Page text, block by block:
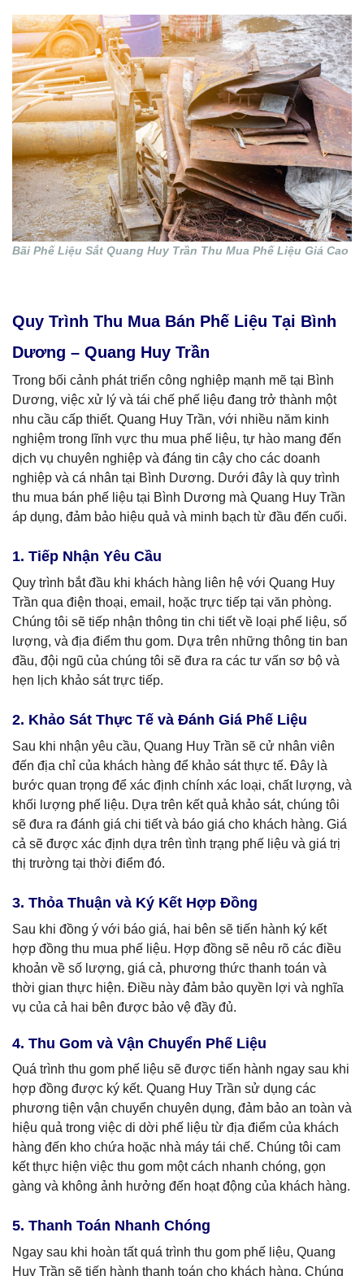
Bãi Phế Liệu Sắt Quang Huy Trần Thu Mua Phế Liệu Giá Cao
Quy Trình Thu Mua Bán Phế Liệu Tại Bình
Dương – Quang Huy Trần
Trong bối cảnh phát triển công nghiệp mạnh mẽ tại Bình
Dương, việc xử lý và tái chế phế liệu đang trở thành một
nhu cầu cấp thiết. Quang Huy Trần, với nhiều năm kinh
nghiệm trong lĩnh vực thu mua phế liệu, tự hào mang đến
dịch vụ chuyên nghiệp và đáng tin cậy cho các doanh
nghiệp và cá nhân tại Bình Dương. Dưới đây là quy trình
thu mua bán phế liệu tại Bình Dương mà Quang Huy Trần
áp dụng, đảm bảo hiệu quả và minh bạch từ đầu đến cuối.
1. Tiếp Nhận Yêu Cầu
Quy trình bắt đầu khi khách hàng liên hệ với Quang Huy
Trần qua điện thoại, email, hoặc trực tiếp tại văn phòng.
Chúng tôi sẽ tiếp nhận thông tin chi tiết về loại phế liệu, số
lượng, và địa điểm thu gom. Dựa trên những thông tin ban
đầu, đội ngũ của chúng tôi sẽ đưa ra các tư vấn sơ bộ và
hẹn lịch khảo sát trực tiếp.
2. Khảo Sát Thực Tế và Đánh Giá Phế Liệu
Sau khi nhận yêu cầu, Quang Huy Trần sẽ cử nhân viên
đến địa chỉ của khách hàng để khảo sát thực tế. Đây là
bước quan trọng để xác định chính xác loại, chất lượng, và
khối lượng phế liệu. Dựa trên kết quả khảo sát, chúng tôi
sẽ đưa ra đánh giá chi tiết và báo giá cho khách hàng. Giá
cả sẽ được xác định dựa trên tình trạng phế liệu và giá trị
thị trường tại thời điểm đó.
3. Thỏa Thuận và Ký Kết Hợp Đồng
Sau khi đồng ý với báo giá, hai bên sẽ tiến hành ký kết
hợp đồng thu mua phế liệu. Hợp đồng sẽ nêu rõ các điều
khoản về số lượng, giá cả, phương thức thanh toán và
thời gian thực hiện. Điều này đảm bảo quyền lợi và nghĩa
vụ của cả hai bên được bảo vệ đầy đủ.
4. Thu Gom và Vận Chuyển Phế Liệu
Quá trình thu gom phế liệu sẽ được tiến hành ngay sau khi
hợp đồng được ký kết. Quang Huy Trần sử dụng các
phương tiện vận chuyển chuyên dụng, đảm bảo an toàn và
hiệu quả trong việc di dời phế liệu từ địa điểm của khách
hàng đến kho chứa hoặc nhà máy tái chế. Chúng tôi cam
kết thực hiện việc thu gom một cách nhanh chóng, gọn
gàng và không ảnh hưởng đến hoạt động của khách hàng.
5. Thanh Toán Nhanh Chóng
Ngay sau khi hoàn tất quá trình thu gom phế liệu, Quang
Huy Trần sẽ tiến hành thanh toán cho khách hàng. Chúng